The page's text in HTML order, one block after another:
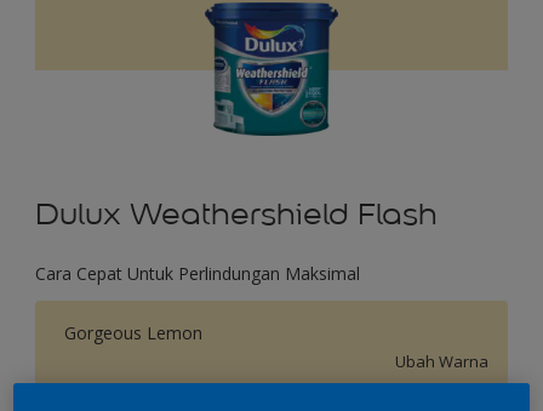
Dulux Weathershield Flash
Cara Cepat Untuk Perlindungan Maksimal
Gorgeous Lemon
Ubah Warna